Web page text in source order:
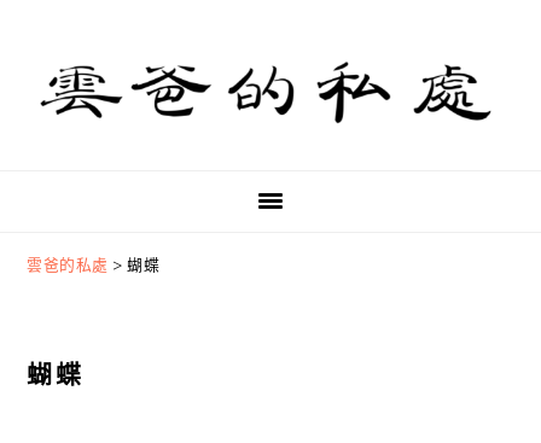
primary
navigation
content
primary
sidebar
雲爸的私處 > 蝴蝶
蝴蝶